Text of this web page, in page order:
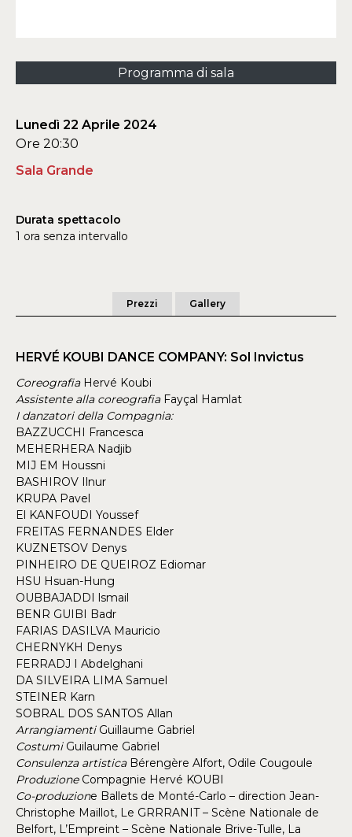
Programma di sala
Lunedì 22 Aprile 2024
Ore 20:30
Sala Grande
Durata spettacolo
1 ora senza intervallo
Prezzi Gallery
HERVÉ KOUBI DANCE COMPANY: Sol Invictus
CoreografiaHervé Koubi
Assistente alla coreografiaFayçal Hamlat
I danzatori della Compagnia:
BAZZUCCHI Francesca
MEHERHERA Nadjib
MIJ EM Houssni
BASHIROV Ilnur
KRUPA Pavel
El KANFOUDI Youssef
FREITAS FERNANDES Elder
KUZNETSOV Denys
PINHEIRO DE QUEIROZ Ediomar
HSU Hsuan-Hung
OUBBAJADDI lsmail
BENR GUIBI Badr
FARIAS DASILVA Mauricio
CHERNYKH Denys
FERRADJ I Abdelghani
DA SILVEIRA LIMA Samuel
STEINER Karn
SOBRAL DOS SANTOS Allan
ArrangiamentiGuillaume Gabriel
Costumi Guilaume Gabriel
Consulenza artisticaBérengère Alfort, Odile Cougoule
Produzione Compagnie Hervé KOUBI
Co-produzione Ballets de Monté-Carlo – direction Jean-
Christophe Maillot, Le GRRRANIT – Scène Nationale de
Belfort, L’Empreint – Scène Nationale Brive-Tulle, La